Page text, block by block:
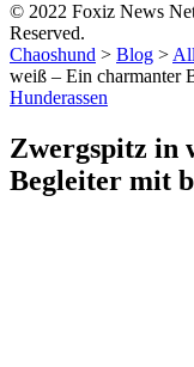
© 2022 Foxiz News
Reserved.
Chaoshund > Blog >
weiß – Ein charmanter
Hunderassen
Zwergspitz in
Begleiter mit